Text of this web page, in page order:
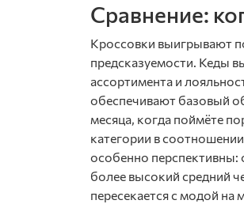
Сравнение:
Кроссовки выигрывают
предсказуемости. Кеды
ассортимента и
обеспечивают базовый
месяца, когда поймёте
категории в
особенно
более высокий средний
пересекается с модой на